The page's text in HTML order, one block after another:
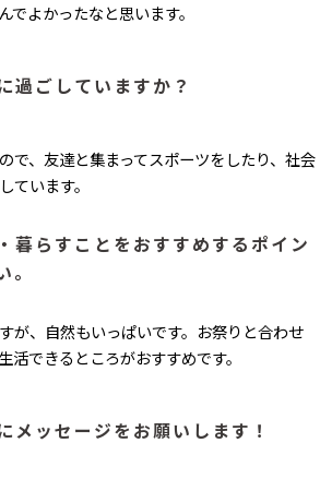
よかったなと思います。
過ごしていますか？
で、友達と集まってスポーツをしたり、社会
ています。
暮らすことをおすすめするポイン
が、自然もいっぱいです。お祭りと合わせ
活できるところがおすすめです。
メッセージをお願いします！